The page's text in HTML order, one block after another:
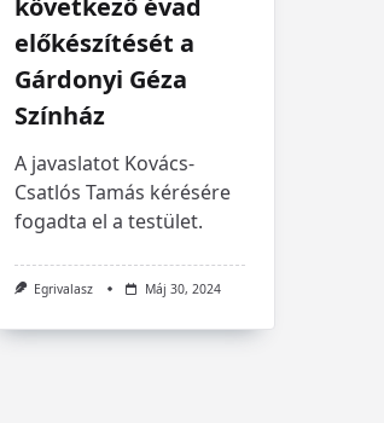
előkészítését a
Gárdonyi Géza
Színház
A javaslatot Kovács-
Csatlós Tamás kérésére
fogadta el a testület.
Egrivalasz Máj 30, 2024